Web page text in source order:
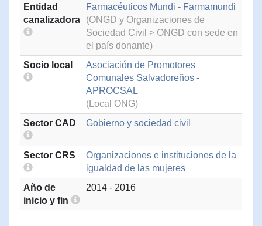
Entidad
canalizadora
Farmacéuticos Mundi - Farmamundi
(ONGD y Organizaciones de
Sociedad Civil > ONGD con sede en
el país donante)
Socio local
Asociación de Promotores
Comunales Salvadoreños -
APROCSAL
(Local ONG)
Sector CAD
Gobierno y sociedad civil
Sector CRS
Organizaciones e instituciones de la
igualdad de las mujeres
Año de
inicio y fin
2014 - 2016